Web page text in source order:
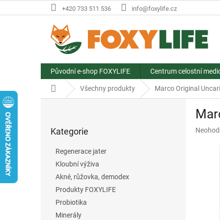
na
+420 733 511 536 info@foxylife.cz
Původní e-shop FOXYLIFE Centrum celostní
Domů Všechny produkty Marco Original
kategorie
Kategorie
Regenerace jater
Kloubní výživa
Akné, růžovka, demodex
Produkty FOXYLIFE
Probiotika
Minerály